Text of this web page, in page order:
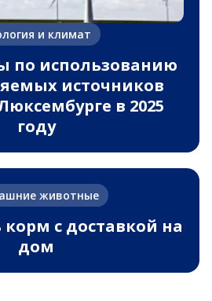
и климат
по использованию
источников
в 2025
году
животные
корм с доставкой на
дом